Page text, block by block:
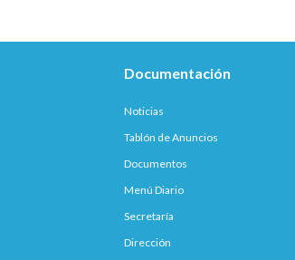
Documentación
Noticias
Tablón de Anuncios
Documentos
Menú Diario
Secretaría
Dirección